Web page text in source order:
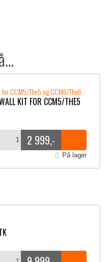
KIT FOR CCM5/THE5
2 999,-
På lager